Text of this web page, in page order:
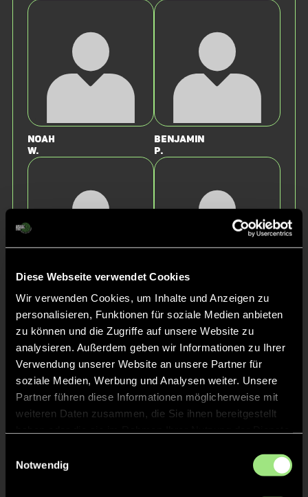
Diese Webseite verwendet Cookies
Wir verwenden Cookies, um Inhalte und Anzeigen zu
personalisieren, Funktionen für soziale Medien anbieten
zu können und die Zugriffe auf unsere Website zu
analysieren. Außerdem geben wir Informationen zu Ihrer
Verwendung unserer Website an unsere Partner für
soziale Medien, Werbung und Analysen weiter. Unsere
Partner führen diese Informationen möglicherweise mit
weiteren Daten zusammen, die Sie ihnen bereitgestellt
Notwendig
Noah
W.
Benjamin
P.
Benedikt
Johannes
L.
H.